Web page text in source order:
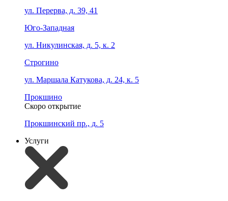
ул. Перерва, д. 39, 41
Юго-Западная
ул. Никулинская, д. 5, к. 2
Строгино
ул. Маршала Катукова, д. 24, к. 5
Прокшино
Скоро открытие
Прокшинский пр., д. 5
Услуги